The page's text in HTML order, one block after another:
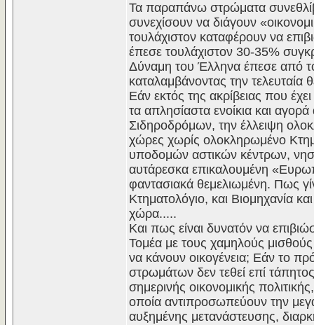
Τα παραπάνω στρώματα
συνεχίσουν να διάγουν
τουλάχιστον καταφέρουν να
έπεσε τουλάχιστον 30-35%
Δύναμη του Έλληνα έπεσε από
καταλαμβάνοντας την
Εάν εκτός της ακρίβειας που
τα απλησίαστα ενοίκια και
Σιδηροδρόμων, την έλλειψη
χώρες χωρίς ολοκληρωμένο
υποδομών αστικών κέντρων,
αυτάρεσκα επικαλουμένη
φαντασιακά θεμελιωμένη. Πως
Κτηματολόγιο, και Βιομηχανία
χώρα.....
Και πως είναι δυνατόν να
Τομέα με τους χαμηλούς
να κάνουν οικογένεια; Εάν το
στρωμάτων δεν τεθεί επί
σημερινής οικονομικής
οποία αντιπροσωπεύουν την
αυξημένης μετανάστευσης,